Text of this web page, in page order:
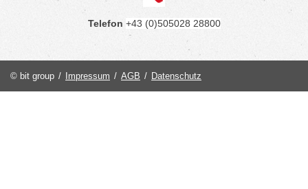
Telefon +43 (0)505028 28800
© bit group / Impressum / AGB / Datenschutz